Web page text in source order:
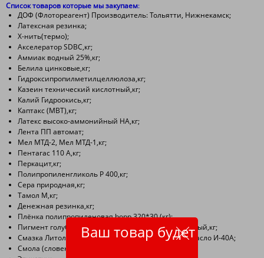
Ваш товар будет
Список товаров которые мы закупаем:
ДОФ (Флотореагент) Производитель: Тольятти, Нижнекамск;
Латексная резинка;
Х-нить(термо);
Акселератор SDBC,кг;
Аммиак водный 25%,кг;
Белила цинковые,кг;
Гидроксипропилметилцеллюлоза,кг;
Казеин технический кислотный,кг;
Калий Гидроокись,кг;
Каптакс (МВТ),кг;
Латекс высоко-аммонийный НА,кг;
Лента ПП автомат;
Мел МТД-2, Мел МТД-1,кг;
Пентагас 110 А,кг;
Перкацит,кг;
Полипропиленгликоль Р 400,кг;
Сера природная,кг;
Тамол М,кг;
Денежная резинка,кг;
Плёнка полипропиленовая bopp 320*30 (кг);
Пигмент голубой (синька), желтый, зеленый, красный,кг;
Смазка Литол-24, Смазка высокотемпературная, Масло И-40А;
Смола (словенил, русвинил);